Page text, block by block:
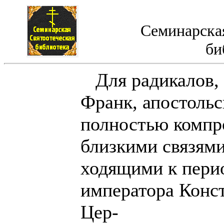
Для радикалов,
Франк,
полностью
близкими
ходящими к
императора
Цер-